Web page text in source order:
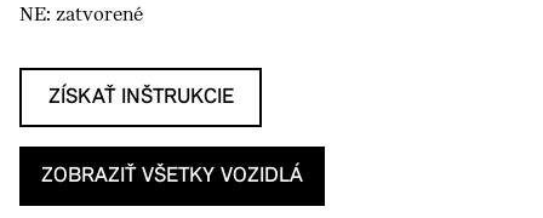
NE: zatvorené
ZÍSKAŤ INŠTRUKCIE
ZOBRAZIŤ VŠETKY VOZIDLÁ